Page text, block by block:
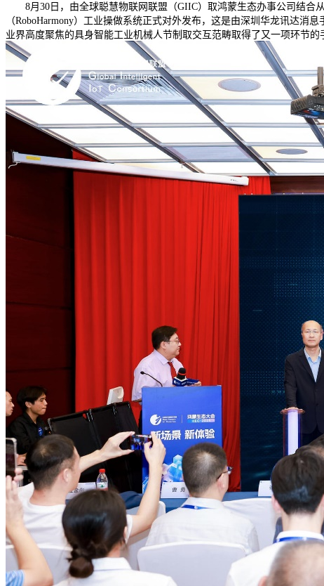
8月30日，由全球聪慧物联网联盟（GIIC）取鸿蒙生态办事公司结合
（RoboHarmony）工业操做系统正式对外发布，这是由深圳华龙讯达消
业界高度聚焦的具身智能工业机械人节制取交互范畴取得了又一项环节的